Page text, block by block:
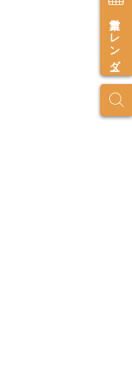
営業カレンダー